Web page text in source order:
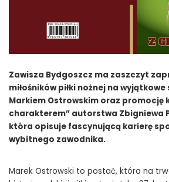
Zawisza Bydgoszcz ma zaszczyt
miłośników piłki nożnej na
Markiem Ostrowskim oraz promocję
charakterem” autorstwa Zbigniewa
która opisuje fascynującą karierę
wybitnego zawodnika.
Marek Ostrowski to postać, która na